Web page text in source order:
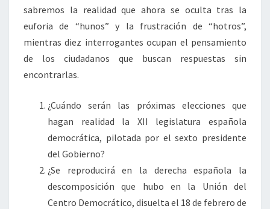
sabremos la realidad que ahora se oculta tras la
euforia de “hunos” y la frustración de “hotros”,
mientras diez interrogantes ocupan el pensamiento
de los ciudadanos que buscan respuestas sin
encontrarlas.
¿Cuándo serán las próximas elecciones que
hagan realidad la XII legislatura española
democrática, pilotada por el sexto presidente
del Gobierno?
¿Se reproducirá en la derecha española la
descomposición que hubo en la Unión del
Centro Democrático, disuelta el 18 de febrero de